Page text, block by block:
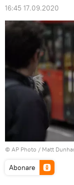
16:45 17.09.2020
© AP Photo / Matt
Abonare